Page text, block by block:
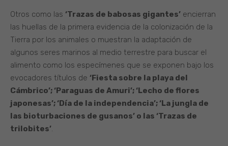
Otros como las ‘Trazas de babosas gigantes’ encierran
las huellas de la primera evidencia de la colonización de la
Tierra por los animales o muestran la adaptación de
algunos seres marinos al medio terrestre para buscar el
alimento como los especímenes que se exponen bajo los
evocadores títulos de ‘Fiesta sobre la playa del
Cámbrico’; ‘Paraguas de Amuri’; ‘Lecho de flores
japonesas’; ‘Día de la independencia’; ‘La jungla de
las bioturbaciones de gusanos’ o las ‘Trazas de
trilobites’.